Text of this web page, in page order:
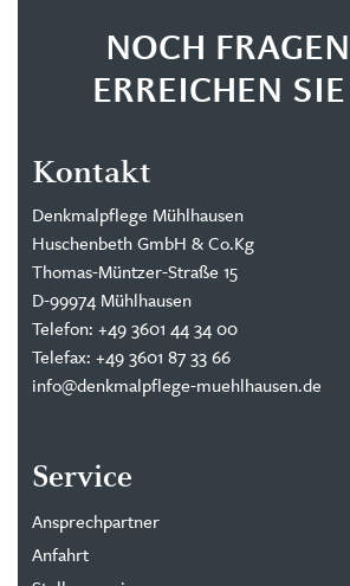
NOCH
ERREICHEN
Kontakt
Denkmalpflege Mühlhausen
Huschenbeth GmbH & Co.Kg
Thomas-Müntzer-Straße 15
D-99974 Mühlhausen
Telefon: +49 3601 44 34 00
Telefax: +49 3601 87 33 66
info@denkmalpflege-muehlhausen.de
Service
Ansprechpartner
Anfahrt